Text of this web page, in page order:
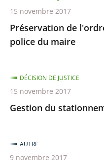
Préservation de
police du maire
15 novembre 2017
Gestion du
DÉCISION DE JUSTICE
15 novembre 2017
AUTRE
9 novembre 2017